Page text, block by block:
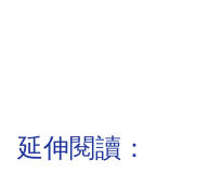
延伸閱讀：